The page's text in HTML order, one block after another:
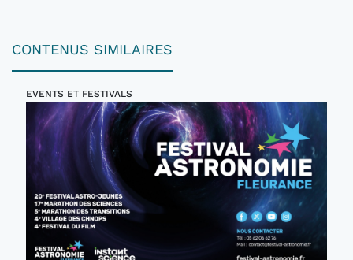
CONTENUS SIMILAIRES
EVENTS ET FESTIVALS